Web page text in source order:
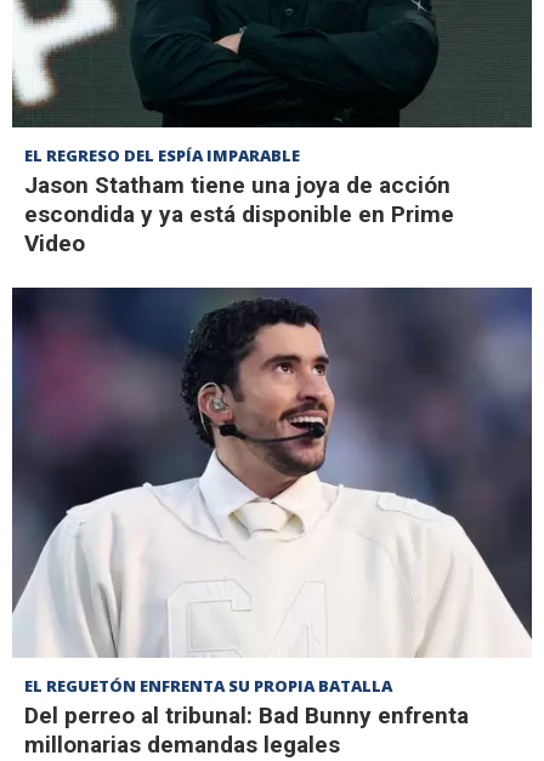
EL REGRESO DEL ESPÍA IMPARABLE
Jason Statham tiene una joya de acción
escondida y ya está disponible en Prime
Video
EL REGUETÓN ENFRENTA SU PROPIA BATALLA
Del perreo al tribunal: Bad Bunny enfrenta
millonarias demandas legales